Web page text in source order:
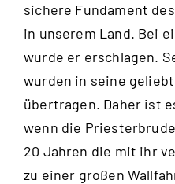
sichere Fundament
in unserem Land. Bei
wurde er erschlagen.
wurden in seine
übertragen. Daher ist
wenn die
20 Jahren die mit ihr
zu einer großen